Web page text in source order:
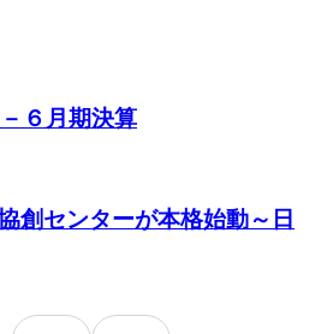
６月期決算
創センターが本格始動～日